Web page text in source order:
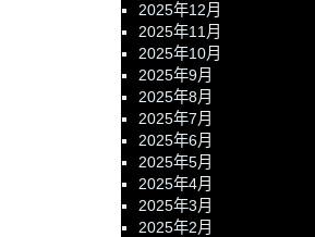
2025年12月
2025年11月
2025年10月
2025年9月
2025年8月
2025年7月
2025年6月
2025年5月
2025年4月
2025年3月
2025年2月